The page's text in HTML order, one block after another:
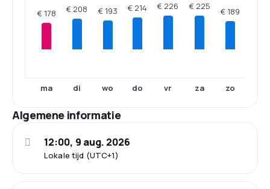
€ 178
ma
€ 208
di
€ 193
wo
€ 214
do
€ 226
vr
€ 225
za
€ 189
zo
Algemene informatie
Lokale tijd (UTC+1)
12:00, 9 aug. 2026